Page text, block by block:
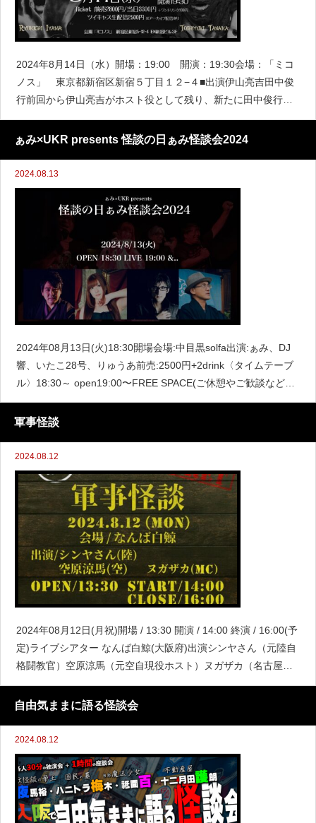
2024年8月14日（水）開場：19:00 開演：19:30会場：「ミコ
ノス」 東京都新宿区新宿５丁目１２−４■出演伊山亮吉田中俊
行前回から伊山亮吉がホスト役として残り、新たに田中俊行が
登壇！ 怪談に生涯を捧げる伊山亮吉と呪物に生涯を捧げる田
中俊行はいったいどんな連鎖を奏でるのか！？～Ch
ぁみ×UKR presents 怪談の日ぁみ怪談会2024
2024.08.13
2024年08月13日(火)18:30開場会場:中目黒solfa出演:ぁみ、DJ
響、いたこ28号、りゅうあ前売:2500円+2drink〈タイムテーブ
ル〉18:30～ open19:00〜FREE SPACE(ご休憩やご歓談などご
自由にお過ごしください)～22:00 close
軍事怪談
2024.08.12
2024年08月12日(月祝)開場 / 13:30 開演 / 14:00 終演 / 16:00(予
定)ライブシアター なんば白鯨(大阪府)出演シンヤさん（元陸自
格闘教官）空原涼馬（元空自現役ホスト）ヌガザカ（名古屋の
ミリオタ）元自衛官とミリオタによる怪談イベント！元格闘教
官
自由気ままに語る怪談会
2024.08.12